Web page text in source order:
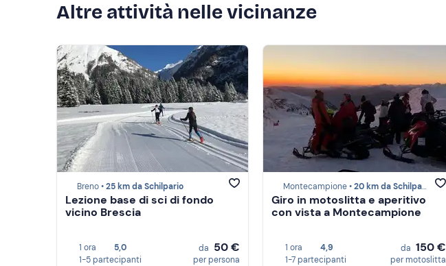
Altre attività nelle vicinanze
Breno •25 km da Schilpario
Lezione base di sci di fondo
vicino Brescia
1 ora
5,0
1-5 partecipanti
da 50 €
per persona
Montecampione •20 km da Schilpario
Giro in motoslitta e aperitivo
con vista a Montecampione
1 ora
4,9
1-7 partecipanti
da 150 €
per motoslitta